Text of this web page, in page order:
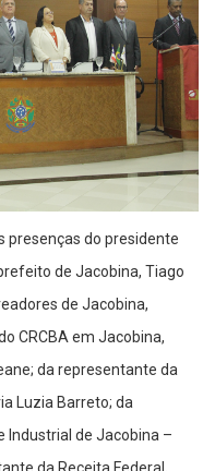
presenças do presidente
de Jacobina, Tiago
de Jacobina,
CRCBA em Jacobina,
da representante da
Luzia Barreto; da
Industrial de Jacobina –